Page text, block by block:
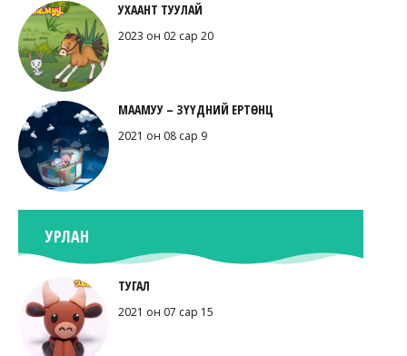
УХААНТ ТУУЛАЙ
2023 он 02 сар 20
МААМУУ – ЗҮҮДНИЙ ЕРТӨНЦ
2021 он 08 сар 9
УРЛАН
ТУГАЛ
2021 он 07 сар 15